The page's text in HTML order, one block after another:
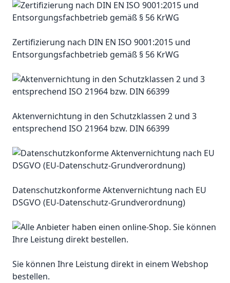
Zertifizierung nach DIN EN ISO 9001:2015 und
Entsorgungsfachbetrieb gemäß § 56 KrWG
Aktenvernichtung in den Schutzklassen 2 und 3
entsprechend ISO 21964 bzw. DIN 66399
Datenschutzkonforme Aktenvernichtung nach EU
DSGVO (EU-Datenschutz-Grundverordnung)
Sie können Ihre Leistung direkt in einem Webshop
bestellen.